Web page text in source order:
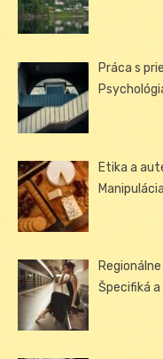
Práca s
Etika a
Špecifiká